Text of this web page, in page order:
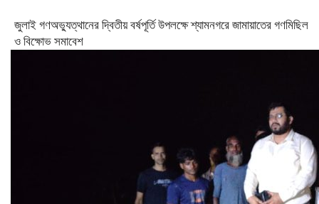
জুলাই গণঅভ্যুত্থানের দ্বিতীয় বর্ষপূর্তি উপলক্ষে শ্যামনগরে জামায়াতের গণমিছিল
ও বিক্ষোভ সমাবেশ